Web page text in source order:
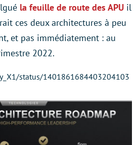
la feuille de route des APU il
ces deux architectures à peu
et pas immédiatement : au
2022.
status/1401861684403204103